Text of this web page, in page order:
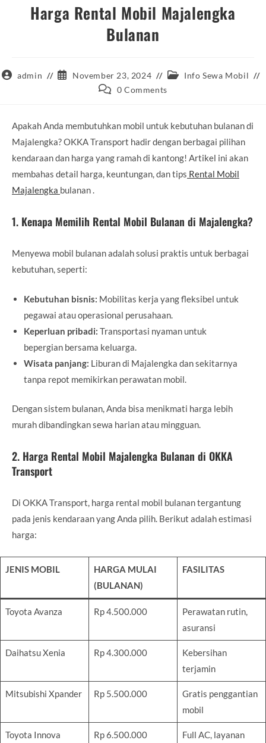
Harga Rental Mobil Majalengka
Bulanan
Postadmin
Post
published:
November 23, 2024
Post Info Sewa Mobil
Post 0 Comments
Apakah Anda membutuhkan mobil untuk kebutuhan bulanan di
Majalengka? OKKA Transport hadir dengan berbagai pilihan
kendaraan dan harga yang ramah di kantong! Artikel ini akan
membahas detail harga, keuntungan, dan tips Rental Mobil
Majalengka bulanan .
1. Kenapa Memilih Rental Mobil Bulanan di Majalengka?
Menyewa mobil bulanan adalah solusi praktis untuk berbagai
kebutuhan, seperti:
Kebutuhan bisnis: Mobilitas kerja yang fleksibel untuk
pegawai atau operasional perusahaan.
Keperluan pribadi: Transportasi nyaman untuk
bepergian bersama keluarga.
Wisata panjang: Liburan di Majalengka dan sekitarnya
tanpa repot memikirkan perawatan mobil.
Dengan sistem bulanan, Anda bisa menikmati harga lebih
murah dibandingkan sewa harian atau mingguan.
2. Harga Rental Mobil Majalengka Bulanan di OKKA
Transport
Di OKKA Transport, harga rental mobil bulanan tergantung
pada jenis kendaraan yang Anda pilih. Berikut adalah estimasi
harga:
JENIS MOBIL
HARGA MULAI
(BULANAN)
FASILITAS
Toyota Avanza Rp 4.500.000
Perawatan rutin,
asuransi
Daihatsu Xenia Rp 4.300.000
Kebersihan
terjamin
Mitsubishi Xpander Rp 5.500.000
Gratis penggantian
mobil
Toyota Innova
Rp 6.500.000
Full AC, layanan